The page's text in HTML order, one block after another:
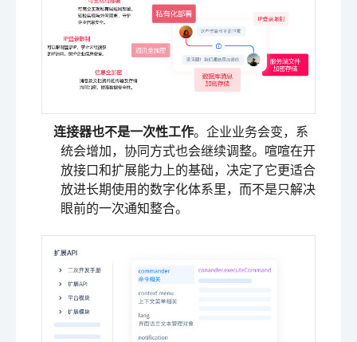
连接器也不是一次性工作。企业业务会变，系
统会增加，协同方式也会继续调整。喧喧在开
放接口和扩展能力上的基础，决定了它更适合
放进长期使用的数字化体系里，而不是只解决
眼前的一次通知整合。